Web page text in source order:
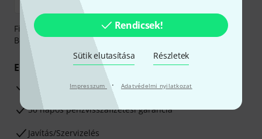
Rendicsek!
Sütik elutasítása Részletek
Impresszum · Adatvédelmi nyilatkozat
Fizessen biztonságosan, titkosítással: Banki átutalás vagy
Betéti- vagy hitelkártya segítségével
Előnyök
3 éves Thomann-garancia
30 napos pénzvisszafizetési garancia
Javítás/Szervizelés